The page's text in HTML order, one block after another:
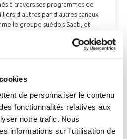
de personnaliser le contenu
fonctionnalités relatives aux
notre trafic. Nous
informations sur l'utilisation de
à travers ses programmes de
d’autres par d’autres canaux.
le groupe suédois Saab, et
de nouvelles embauches.
tardé à se réarmer